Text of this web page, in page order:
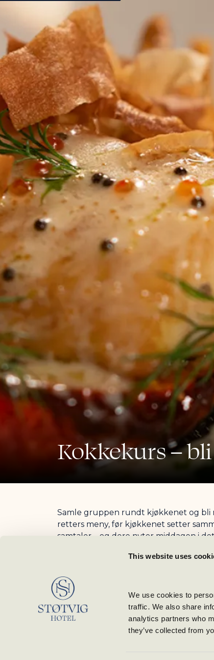
This website uses
We use cookies to
traffic. We also share
analytics partners who
they’ve collected from
Rom
og
suiter
Våre
pakker
Mat &
drikke
Villa
Støtvig
Kokkekurs –
Samle gruppen rundt kjøkkenet og bli
retters meny, før kjøkkenet setter
samtaler – og dere nyter middagen i
Varighet: ca. 4,5 timer fra start til dessert
Pris:
Leie av lokale, kokk og servitør: kr 10 000
Oppgradering til 3-retters festmeny: kr
Book her